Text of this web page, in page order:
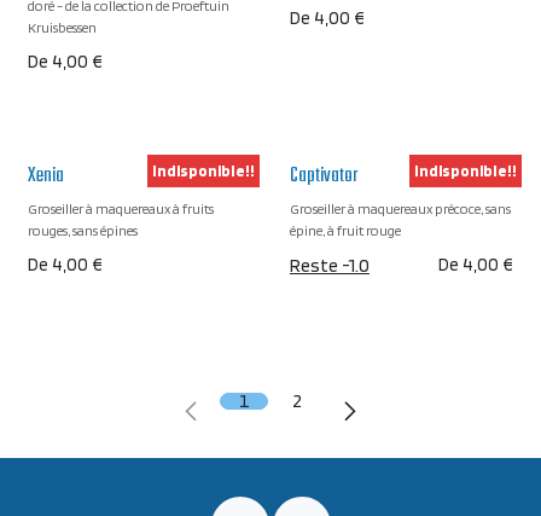
doré - de la collection de Proeftuin
Kruisbessen
De 4,00 €
De 4,00 €
Xenia
Groseiller à maquereaux à fruits
rouges, sans épines
De 4,00 €
Indisponible!! Captivator
Groseiller à maquereaux précoce, sans
épine, à fruit rouge
De 4,00 €
Reste -1.0
Indisponible!!
1 2